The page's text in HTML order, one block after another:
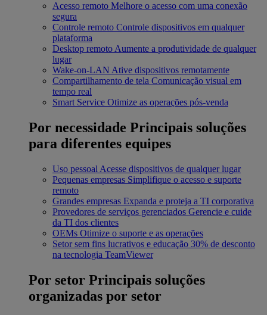
Acesso remoto Melhore o acesso com uma conexão
segura
Controle remoto Controle dispositivos em qualquer
plataforma
Desktop remoto Aumente a produtividade de qualquer
lugar
Wake-on-LAN Ative dispositivos remotamente
Compartilhamento de tela Comunicação visual em
tempo real
Smart Service Otimize as operações pós-venda
Por necessidade Principais soluções
para diferentes equipes
Uso pessoal Acesse dispositivos de qualquer lugar
Pequenas empresas Simplifique o acesso e suporte
remoto
Grandes empresas Expanda e proteja a TI corporativa
Provedores de serviços gerenciados Gerencie e cuide
da TI dos clientes
OEMs Otimize o suporte e as operações
Setor sem fins lucrativos e educação 30% de desconto
na tecnologia TeamViewer
Por setor Principais soluções
organizadas por setor